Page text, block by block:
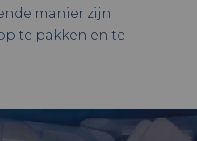
manier zijn
te pakken en te